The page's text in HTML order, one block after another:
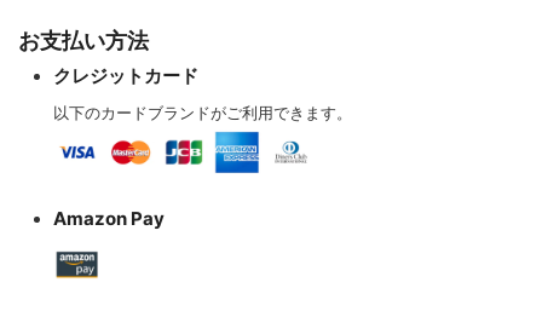
お支払い方法
クレジットカード
以下のカードブランドがご利用できます。
Amazon Pay